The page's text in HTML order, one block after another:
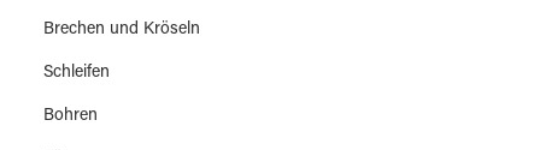
Brechen und Kröseln
Schleifen
Bohren